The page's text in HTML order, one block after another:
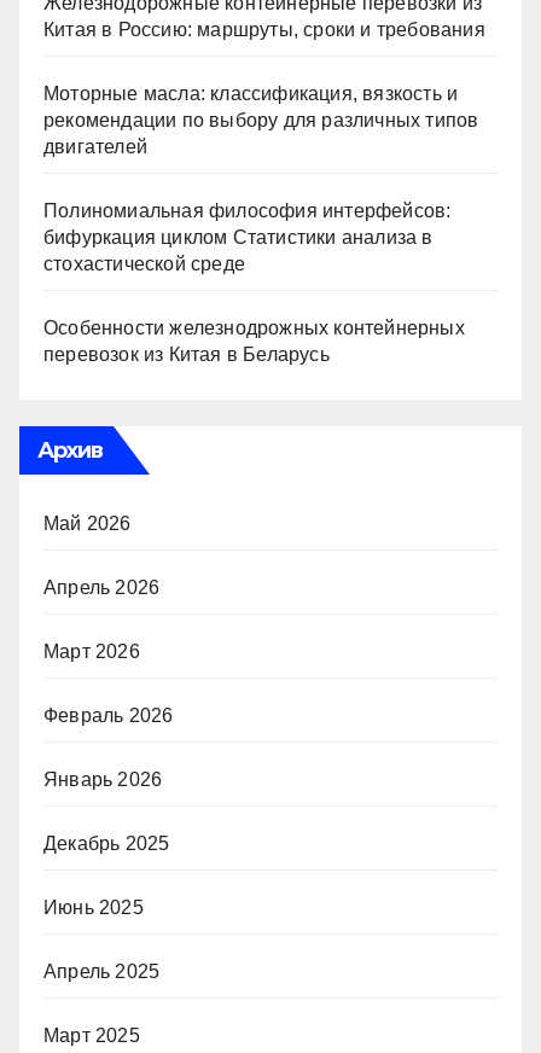
Китая в Россию: маршруты, сроки и требования
Моторные масла: классификация, вязкость и
рекомендации по выбору для различных типов
двигателей
Полиномиальная философия интерфейсов:
бифуркация циклом Статистики анализа в
стохастической среде
Особенности железнодрожных контейнерных
перевозок из Китая в Беларусь
Архив
Май 2026
Апрель 2026
Март 2026
Февраль 2026
Январь 2026
Декабрь 2025
Июнь 2025
Апрель 2025
Март 2025